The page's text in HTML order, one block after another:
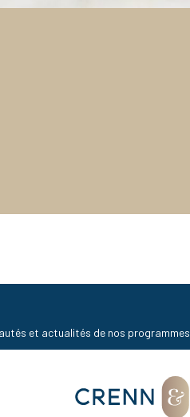
et actualités de nos programmes